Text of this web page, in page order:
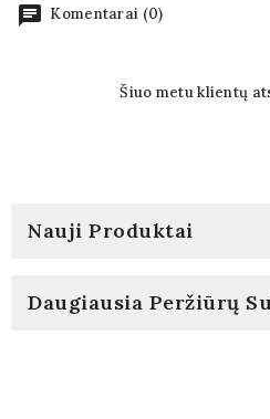
chat Komentarai (0)
Šiuo metu klientų
Nauji Produktai
Daugiausia Peržiūrų